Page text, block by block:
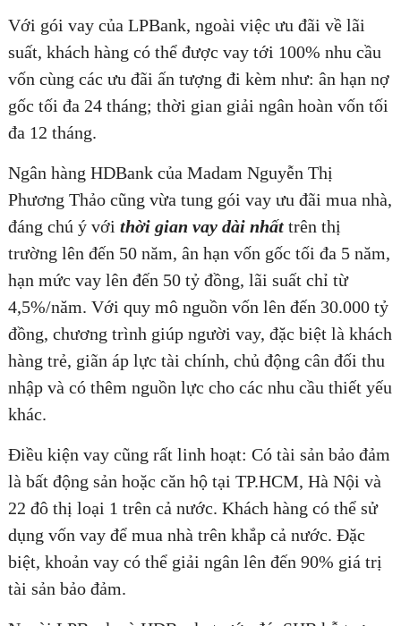
Với gói vay của LPBank, ngoài việc ưu đãi về lãi
suất, khách hàng có thể được vay tới 100% nhu cầu
vốn cùng các ưu đãi ấn tượng đi kèm như: ân hạn nợ
gốc tối đa 24 tháng; thời gian giải ngân hoàn vốn tối
đa 12 tháng.
Ngân hàng HDBank của Madam Nguyễn Thị
Phương Thảo cũng vừa tung gói vay ưu đãi mua nhà,
đáng chú ý với thời gian vay dài nhất trên thị
trường lên đến 50 năm, ân hạn vốn gốc tối đa 5 năm,
hạn mức vay lên đến 50 tỷ đồng, lãi suất chỉ từ
4,5%/năm. Với quy mô nguồn vốn lên đến 30.000 tỷ
đồng, chương trình giúp người vay, đặc biệt là khách
hàng trẻ, giãn áp lực tài chính, chủ động cân đối thu
nhập và có thêm nguồn lực cho các nhu cầu thiết yếu
khác.
Điều kiện vay cũng rất linh hoạt: Có tài sản bảo đảm
là bất động sản hoặc căn hộ tại TP.HCM, Hà Nội và
22 đô thị loại 1 trên cả nước. Khách hàng có thể sử
dụng vốn vay để mua nhà trên khắp cả nước. Đặc
biệt, khoản vay có thể giải ngân lên đến 90% giá trị
tài sản bảo đảm.